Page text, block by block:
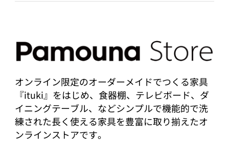
オンライン限定のオーダーメイドでつくる家具
『ituki』をはじめ、食器棚、テレビボード、ダ
イニングテーブル、などシンプルで機能的で洗
練された長く使える家具を豊富に取り揃えたオ
ンラインストアです。